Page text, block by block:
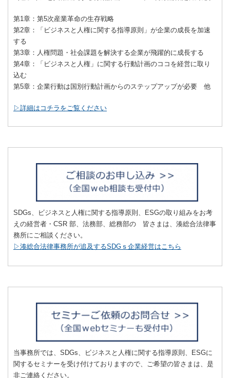
第1章：第5次産業革命の生存戦略
第2章：「ビジネスと人権に関する指導原則」が企業の成長を加速
する
第3章：人権問題・社会課題を解決する企業が飛躍的に成長する
第4章：「ビジネスと人権」に関する行動計画のココを経営に取り
込む
第5章：企業行動は国別行動計画からのステップアップが必要 他
▷詳細はコチラをご覧ください
SDGs、ビジネスと人権に関する指導原則、ESGの取り組みをお考
えの経営者・CSR 部、法務部、総務部の 皆さまは、湊総合法律事
務所にご相談ください。
▷湊総合法律事務所が追及するSDGｓ企業経営はこちら
当事務所では、SDGs、ビジネスと人権に関する指導原則、ESGに
関するセミナーを受け付けておりますので、ご希望の皆さまは、是
非ご連絡ください。